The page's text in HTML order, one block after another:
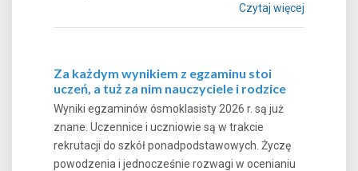
Czytaj więcej
Za każdym wynikiem z egzaminu stoi
uczeń, a tuż za nim nauczyciele i rodzice
Wyniki egzaminów ósmoklasisty 2026 r. są już
znane. Uczennice i uczniowie są w trakcie
rekrutacji do szkół ponadpodstawowych. Życzę
powodzenia i jednocześnie rozwagi w ocenianiu